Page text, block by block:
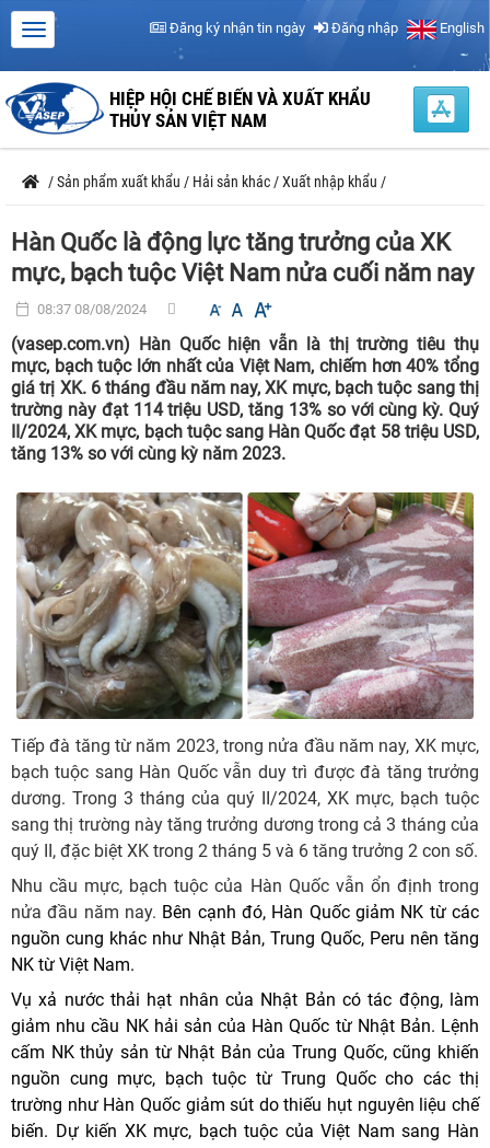
Đăng ký nhận tin ngày Đăng nhập English
HIỆP HỘI CHẾ BIẾN VÀ XUẤT KHẨU
THỦY SẢN VIỆT NAM
/Sản phẩm xuất khẩu / Hải sản khác /Xuất nhập khẩu /
Hàn Quốc là động lực tăng trưởng của XK
mực, bạch tuộc Việt Nam nửa cuối năm nay
08:37 08/08/2024
(vasep.com.vn) Hàn Quốc hiện vẫn là thị trường tiêu thụ
mực, bạch tuộc lớn nhất của Việt Nam, chiếm hơn 40% tổng
giá trị XK. 6 tháng đầu năm nay, XK mực, bạch tuộc sang thị
trường này đạt 114 triệu USD, tăng 13% so với cùng kỳ. Quý
II/2024, XK mực, bạch tuộc sang Hàn Quốc đạt 58 triệu USD,
tăng 13% so với cùng kỳ năm 2023.
Tiếp đà tăng từ năm 2023, trong nửa đầu năm nay, XK mực,
bạch tuộc sang Hàn Quốc vẫn duy trì được đà tăng trưởng
dương. Trong 3 tháng của quý II/2024, XK mực, bạch tuộc
sang thị trường này tăng trưởng dương trong cả 3 tháng của
quý II, đặc biệt XK trong 2 tháng 5 và 6 tăng trưởng 2 con số.
Nhu cầu mực, bạch tuộc của Hàn Quốc vẫn ổn định trong
nửa đầu năm nay. Bên cạnh đó, Hàn Quốc giảm NK từ các
nguồn cung khác như Nhật Bản, Trung Quốc, Peru nên tăng
NK từ Việt Nam.
Vụ xả nước thải hạt nhân của Nhật Bản có tác động, làm
giảm nhu cầu NK hải sản của Hàn Quốc từ Nhật Bản. Lệnh
cấm NK thủy sản từ Nhật Bản của Trung Quốc, cũng khiến
nguồn cung mực, bạch tuộc từ Trung Quốc cho các thị
trường như Hàn Quốc giảm sút do thiếu hụt nguyên liệu chế
biến. Dự kiến XK mực, bạch tuộc của Việt Nam sang Hàn